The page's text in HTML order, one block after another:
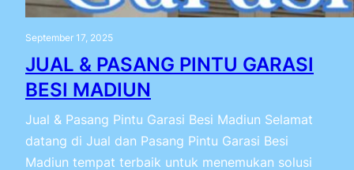
September 17, 2025
JUAL & PASANG PINTU GARASI
BESI MADIUN
Jual & Pasang Pintu Garasi Besi Madiun Selamat
datang di Jual dan Pasang Pintu Garasi Besi
Madiun tempat terbaik untuk menemukan solusi